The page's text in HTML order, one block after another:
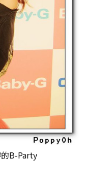
B-Party